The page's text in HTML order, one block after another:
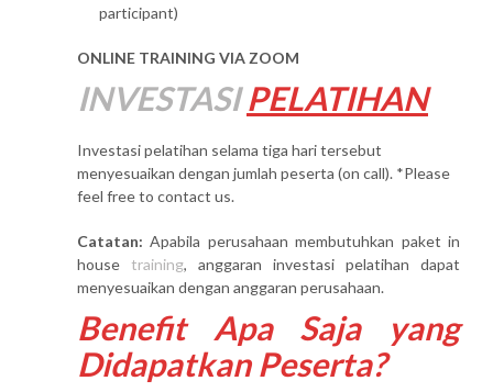
participant)
ONLINE TRAINING VIA ZOOM
INVESTASI PELATIHAN
Investasi pelatihan selama tiga hari tersebut
menyesuaikan dengan jumlah peserta (on call). *Please
feel free to contact us.
Catatan: Apabila perusahaan membutuhkan paket in
house training, anggaran investasi pelatihan dapat
menyesuaikan dengan anggaran perusahaan.
Benefit Apa Saja yang
Didapatkan Peserta?